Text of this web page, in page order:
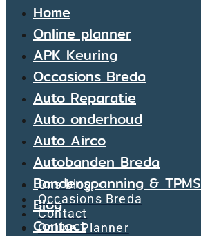
Home
Online planner
APK Keuring
Occasions Breda
Auto Reparatie
Auto onderhoud
Auto Airco
Autobanden Breda
Bandenspanning & TPMS
Blog
Contact
Ons blog
Occasions Breda
Contact
Online Planner